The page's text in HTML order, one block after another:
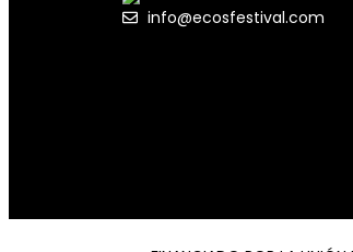
info@ecosfestival.com